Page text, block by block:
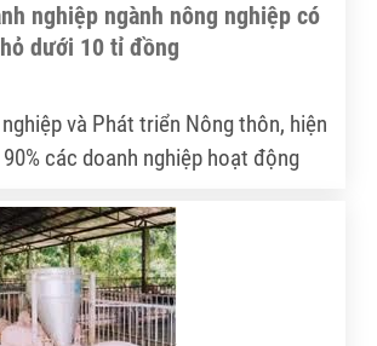
nghiệp ngành nông nghiệp có
dưới 10 tỉ đồng
và Phát triển Nông thôn, hiện
các doanh nghiệp hoạt động
có vốn từ 10 đến 50 tỉ đồng và
nghiệp có mức vốn trên 200 tỉ
vốn nhỏ như vậy, hầu hết các
khó khăn trong việc mở rộng sản